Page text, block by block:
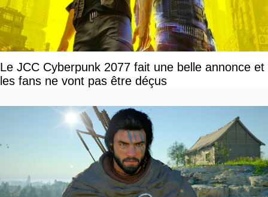
Le JCC Cyberpunk 2077 fait une belle annonce et
les fans ne vont pas être déçus